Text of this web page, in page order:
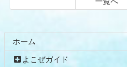
ン
の
ホーム
よこぜガイド